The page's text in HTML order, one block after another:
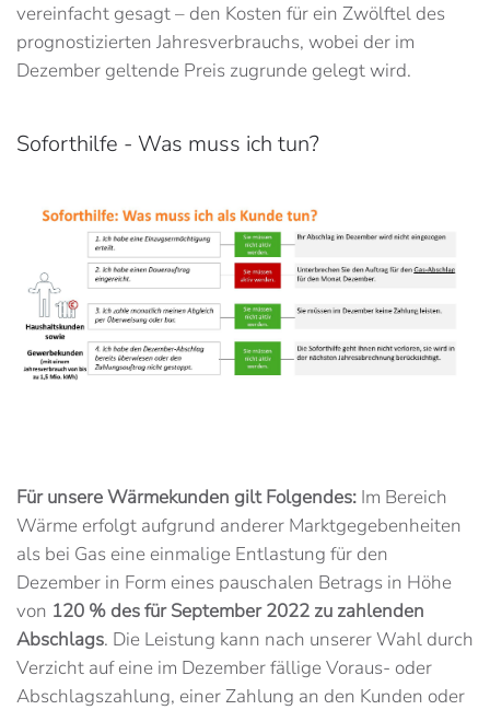
vereinfacht gesagt – den Kosten für ein Zwölftel des
prognostizierten Jahresverbrauchs, wobei der im
Dezember geltende Preis zugrunde gelegt wird.
Soforthilfe - Was muss ich tun?
Für unsere Wärmekunden gilt Folgendes: Im Bereich
Wärme erfolgt aufgrund anderer Marktgegebenheiten
als bei Gas eine einmalige Entlastung für den
Dezember in Form eines pauschalen Betrags in Höhe
von 120 % des für September 2022 zu zahlenden
Abschlags. Die Leistung kann nach unserer Wahl durch
Verzicht auf eine im Dezember fällige Voraus- oder
Abschlagszahlung, einer Zahlung an den Kunden oder